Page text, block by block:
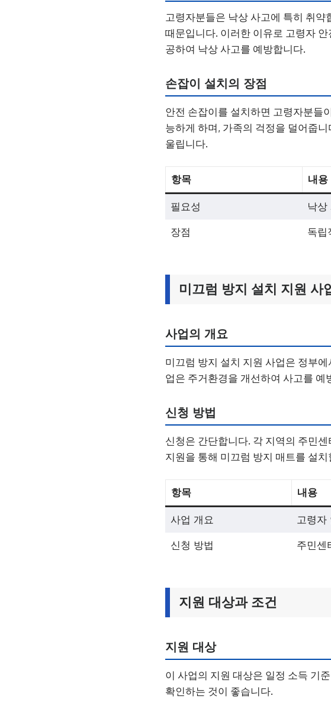
고령자분들은 낙상 사고에 특히 취
때문입니다. 이러한 이유로 고령자
공하여 낙상 사고를 예방합니다.
손잡이 설치의 장점
안전 손잡이를 설치하면 고령자분들
능하게 하며, 가족의 걱정을 덜어줍
울립니다.
항목 내용
필요성 낙상
장점 독립
미끄럼 방지 설치 지원 사
사업의 개요
미끄럼 방지 설치 지원 사업은 정부
업은 주거환경을 개선하여 사고를
신청 방법
신청은 간단합니다. 각 지역의 주민
지원을 통해 미끄럼 방지 매트를 설
항목 내용
사업 개요 고령자
신청 방법 주민센
지원 대상과 조건
지원 대상
이 사업의 지원 대상은 일정 소득 기
확인하는 것이 좋습니다.